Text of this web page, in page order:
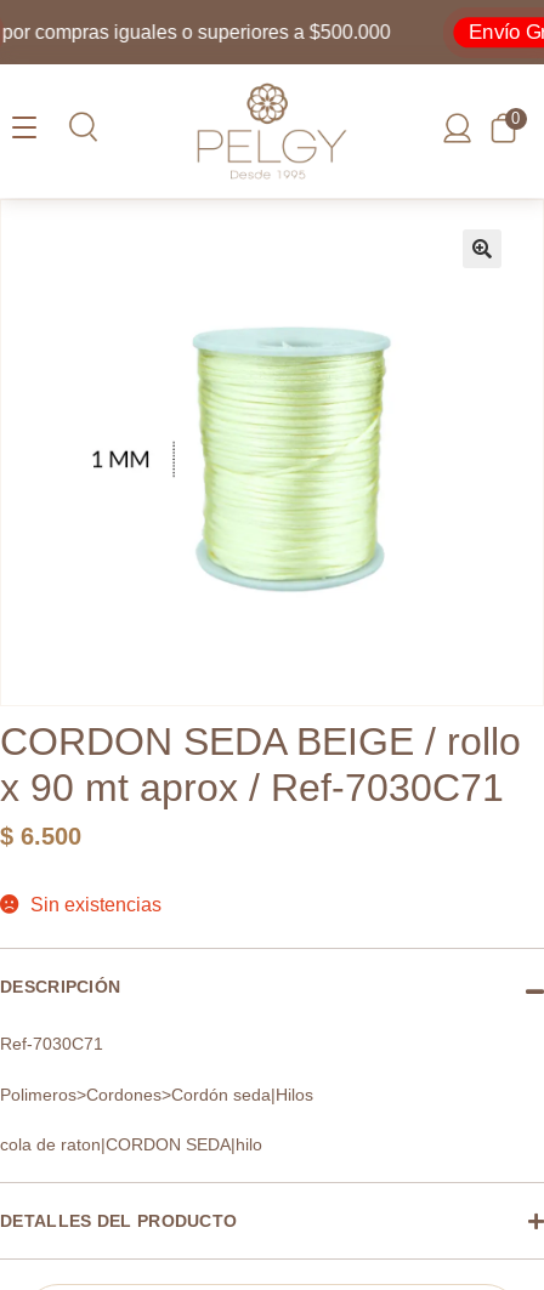
compras iguales o superiores a $500.000 Envío
0
CORDON SEDA BEIGE / rollo
x 90 mt aprox / Ref-7030C71
$ 6.500
Sin existencias
DESCRIPCIÓN
Ref-7030C71
Polimeros>Cordones>Cordón seda|Hilos
cola de raton|CORDON SEDA|hilo
DETALLES DEL PRODUCTO